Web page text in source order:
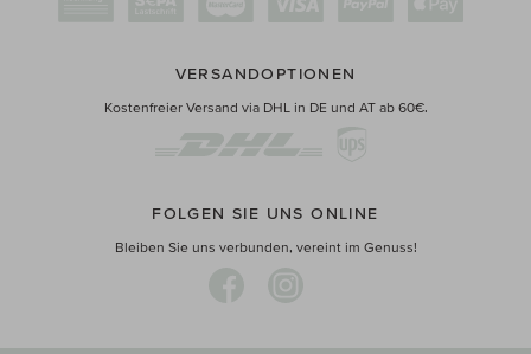
VERSANDOPTIONEN
Kostenfreier Versand via DHL in DE und AT ab 60€.
FOLGEN SIE UNS ONLINE
Bleiben Sie uns verbunden, vereint im Genuss!